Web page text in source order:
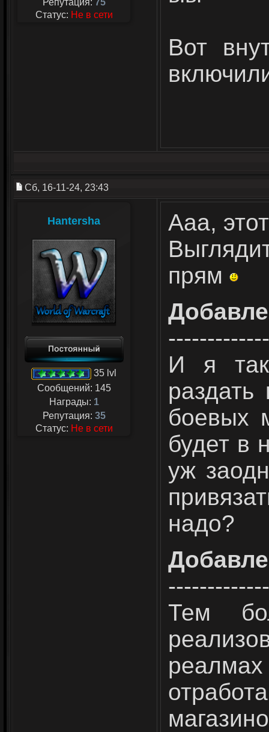
Репутация: 75
Статус: Не в сети
Вот
Сб, 16-11-24, 23:43
Hantersha
35 lvl
Сообщений: 145
Награды: 1
Репутация: 35
Статус: Не в сети
Ааа, этот
прям
И я
раздать
боевых
будет в
уж
надо?
Тем